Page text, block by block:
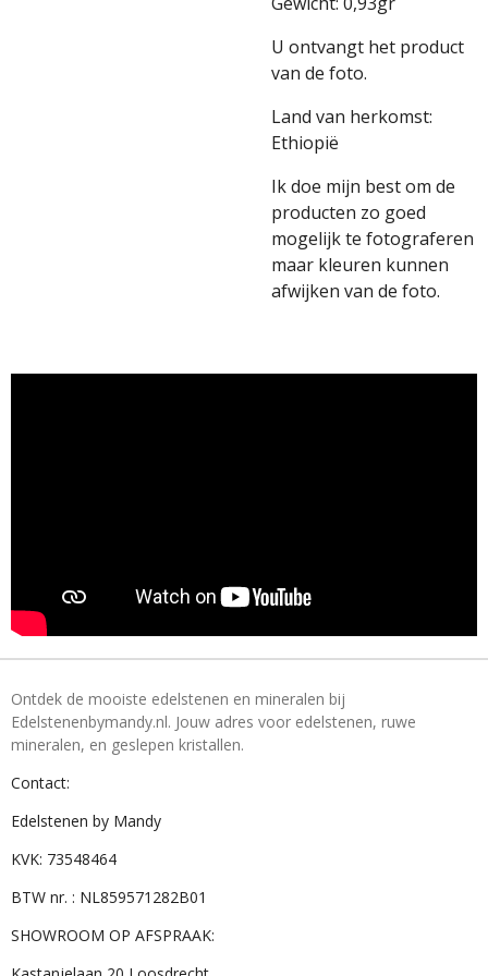
U ontvangt het product
van de foto.
Land van herkomst:
Ethiopië
Ik doe mijn best om de
producten zo goed
mogelijk te fotograferen
maar kleuren kunnen
afwijken van de foto.
Ontdek de mooiste edelstenen en mineralen bij
Edelstenenbymandy.nl. Jouw adres voor edelstenen, ruwe
mineralen, en geslepen kristallen.
Contact:
Edelstenen by Mandy
KVK: 73548464
BTW nr. : NL859571282B01
SHOWROOM OP AFSPRAAK: